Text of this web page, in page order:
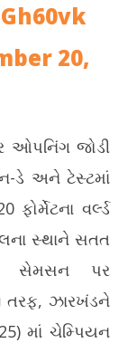
20,
ઓપનિંગ જોડી
ડે અને ટેસ્ટમાં
વર્લ્ડ
સ્થાને સતત
સેમસન પર
તરફ, ઝારખંડને
માં ચેમ્પિયન